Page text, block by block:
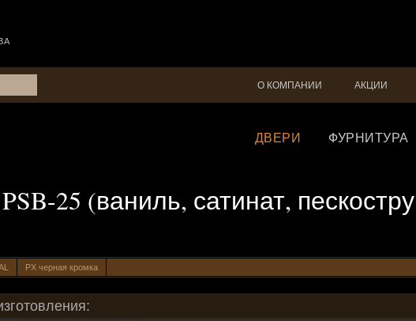
О КОМПАНИИ АКЦИИ
ДВЕРИ ФУРНИТУРА
25 (ваниль, сатинат,
PX черная кромка